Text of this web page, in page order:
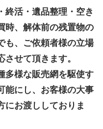
終活・遺品整理・空き
時、解体前の残置物の
、 ご依頼者様の立場
せて頂きます。
多様な販売網を駆使す
能にし、お客様の大事
にお渡ししておりま